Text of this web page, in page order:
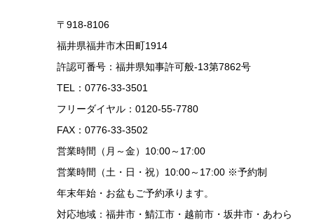
〒918-8106
福井県福井市木田町1914
許認可番号：福井県知事許可般-13第7862号
TEL：0776-33-3501
フリーダイヤル：0120-55-7780
FAX：0776-33-3502
営業時間（月～金）10:00～17:00
営業時間（土・日・祝）10:00～17:00 ※予約制
年末年始・お盆もご予約承ります。
対応地域：福井市・鯖江市・越前市・坂井市・あわら